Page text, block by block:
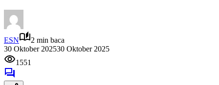
ESN
2 min baca
30 Oktober 202530 Oktober 2025
1551